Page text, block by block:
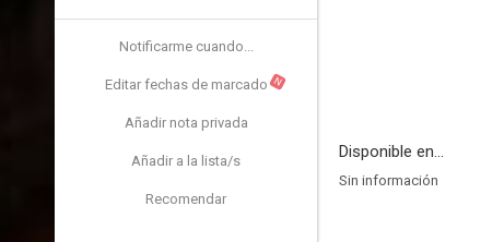
Notificarme cuando...
Editar fechas de marcado N
Añadir nota privada
Añadir a la lista/s
Recomendar
Disponible en...
Sin información